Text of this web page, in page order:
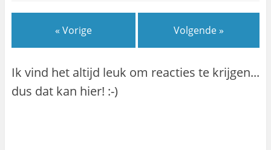
« Vorige Volgende »
Ik vind het altijd leuk om reacties te krijgen...
dus dat kan hier! :-)